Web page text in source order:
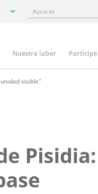
Busca
Nuestra labor Participe
visible"
Pisidia: